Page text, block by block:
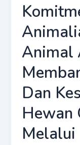
Animal
Dan
Hewan
Melalui